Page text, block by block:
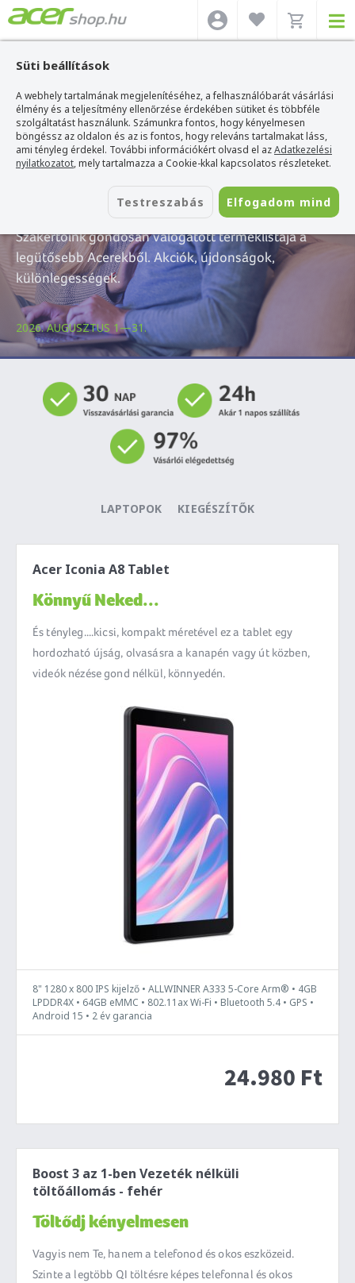
Süti beállítások
A webhely tartalmának megjelenítéséhez, a felhasználóbarát vásárlási
élmény és a teljesítmény ellenőrzése érdekében sütiket és többféle
szolgáltatást használunk. Számunkra fontos, hogy kényelmesen
böngéssz az oldalon és az is fontos, hogy releváns tartalmakat láss,
ami tényleg érdekel. További információkért olvasd el azAdatkezelési
nyilatkozatot, mely tartalmazza a Cookie-kkal kapcsolatos részleteket.
Testreszabás Elfogadom mind
A hónap ajánlatai
— Augusztus
Szakértőink gondosan válogatott terméklistája a
legütősebb Acerekből. Akciók, újdonságok,
különlegességek.
2026. AUGUSZTUS 1—31.
LAPTOPOK KIEGÉSZÍTŐK
Acer Iconia A8 Tablet
Könnyű Neked...
És tényleg....kicsi, kompakt méretével ez a tablet egy
hordozható újság, olvasásra a kanapén vagy út közben,
videók nézése gond nélkül, könnyedén.
8" 1280 x 800 IPS kijelző • ALLWINNER A333 5-Core Arm® • 4GB
LPDDR4X • 64GB eMMC • 802.11ax Wi-Fi • Bluetooth 5.4 • GPS •
Android 15 • 2 év garancia
24.980 Ft
Boost 3 az 1-ben Vezeték nélküli
töltőállomás - fehér
Töltődj kényelmesen
Vagyis nem Te, hanem a telefonod és okos eszközeid.
Szinte a legtöbb QI töltésre képes telefonnal és okos